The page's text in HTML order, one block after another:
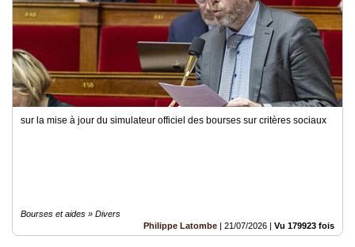
sur la mise à jour du simulateur officiel des bourses sur critères sociaux
Bourses et aides » Divers
Philippe Latombe | 21/07/2026 | Vu 179923 fois